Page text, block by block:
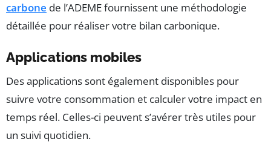
carbone de l’ADEME fournissent une méthodologie
détaillée pour réaliser votre bilan carbonique.
Applications mobiles
Des applications sont également disponibles pour
suivre votre consommation et calculer votre impact en
temps réel. Celles-ci peuvent s’avérer très utiles pour
un suivi quotidien.